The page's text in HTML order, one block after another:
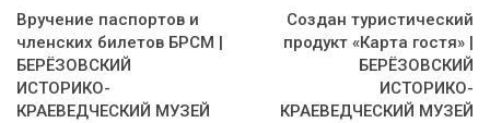
Вручение паспортов и
членских билетов БРСМ |
БЕРЁЗОВСКИЙ
ИСТОРИКО-
КРАЕВЕДЧЕСКИЙ МУЗЕЙ
Создан туристический
продукт «Карта гостя» |
БЕРЁЗОВСКИЙ
ИСТОРИКО-
КРАЕВЕДЧЕСКИЙ МУЗЕЙ